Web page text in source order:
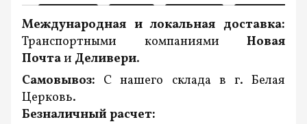
Международная и локальная доставка:
Транспортными компаниями Новая
Почтаи Деливери.
Самовывоз: С нашего склада в г. Белая
Церковь.
Безналичный расчет: